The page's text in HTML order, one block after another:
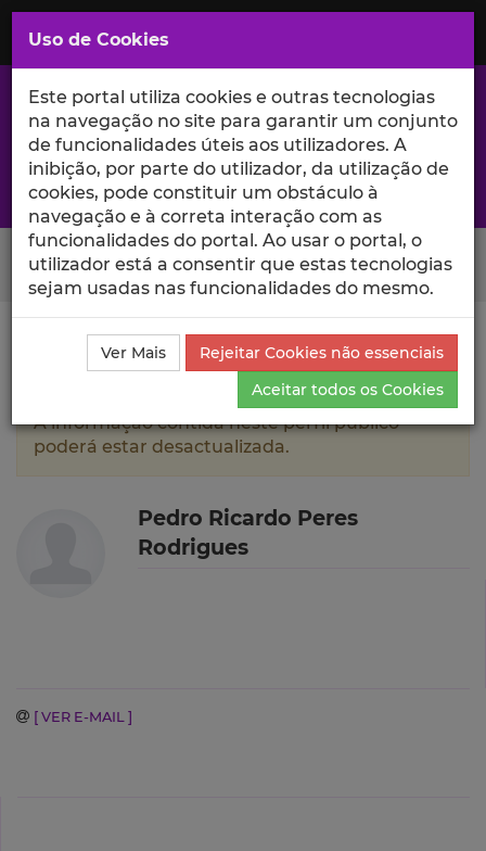
Saltar
para
Conteúdo
Principal
A excelência da investigação e ciência no Iscte
Search Button
Ciência_Iscte Autores
Pedro Ricardo Peres
Rodrigues
Projetos de Investigação
A informação contida neste perfil público
poderá estar desactualizada.
Pedro Ricardo Peres
Rodrigues
[ VER E-MAIL ]
Uso de Cookies
Este portal utiliza cookies e outras tecnologias
na navegação no site para garantir um conjunto
de funcionalidades úteis aos utilizadores. A
inibição, por parte do utilizador, da utilização de
cookies, pode constituir um obstáculo à
navegação e à correta interação com as
funcionalidades do portal. Ao usar o portal, o
utilizador está a consentir que estas tecnologias
sejam usadas nas funcionalidades do mesmo.
Ver Mais
Rejeitar Cookies não essenciais
Aceitar todos os Cookies